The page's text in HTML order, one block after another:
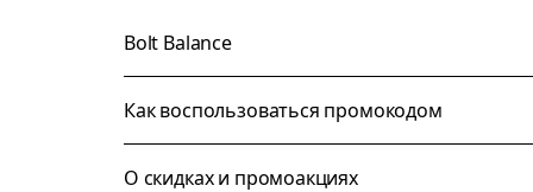
Bolt Balance
Как воспользоваться промокодом
О скидках и промоакциях